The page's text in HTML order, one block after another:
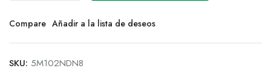
Compare Añadir a la lista de deseos
SKU: 5M102NDN8